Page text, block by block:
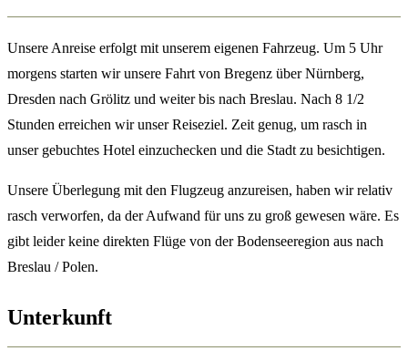
Unsere Anreise erfolgt mit unserem eigenen Fahrzeug. Um 5 Uhr
morgens starten wir unsere Fahrt von Bregenz über Nürnberg,
Dresden nach Grölitz und weiter bis nach Breslau. Nach 8 1/2
Stunden erreichen wir unser Reiseziel. Zeit genug, um rasch in
unser gebuchtes Hotel einzuchecken und die Stadt zu besichtigen.
Unsere Überlegung mit den Flugzeug anzureisen, haben wir relativ
rasch verworfen, da der Aufwand für uns zu groß gewesen wäre. Es
gibt leider keine direkten Flüge von der Bodenseeregion aus nach
Breslau / Polen.
Unterkunft